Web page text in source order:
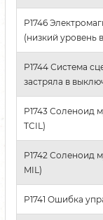
P1746
(низкий уровень
P1744 Система
застряла в
P1743 Соленоид
TCIL)
P1742 Соленоид
MIL)
P1741 Ошибка